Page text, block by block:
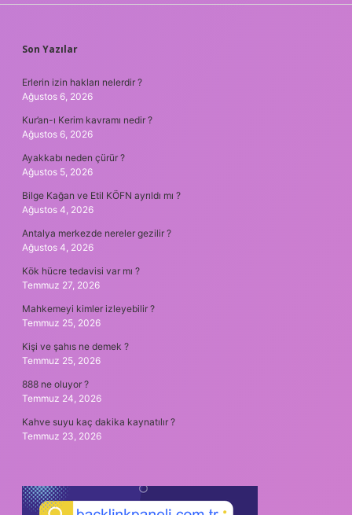
SIDEBAR
Son Yazılar
Erlerin izin hakları nelerdir ?
Ağustos 6, 2026
Kur’an-ı Kerim kavramı nedir ?
Ağustos 6, 2026
Ayakkabı neden çürür ?
Ağustos 5, 2026
Bilge Kağan ve Etil KÖFN ayrıldı mı ?
Ağustos 4, 2026
Antalya merkezde nereler gezilir ?
Ağustos 4, 2026
Kök hücre tedavisi var mı ?
Temmuz 27, 2026
Mahkemeyi kimler izleyebilir ?
Temmuz 25, 2026
Kişi ve şahıs ne demek ?
Temmuz 25, 2026
888 ne oluyor ?
Temmuz 24, 2026
Kahve suyu kaç dakika kaynatılır ?
Temmuz 23, 2026